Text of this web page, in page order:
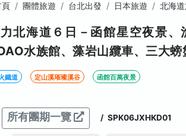
頁 團體旅遊 台北出發 日本旅遊 北海
北海道６日－函館星空夜景
水族館、藻岩山纜車、三大螃
鐵道 定山溪璀璨溪谷 函館百萬夜景
所有團期一覽 / SPK06JXHKD01